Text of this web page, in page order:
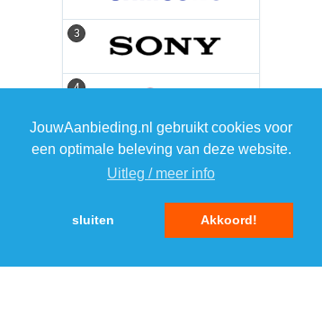
JouwAanbieding.nl gebruikt cookies voor
een optimale beleving van deze website.
Uitleg / meer info
sluiten Akkoord!
3
4
5
4
5